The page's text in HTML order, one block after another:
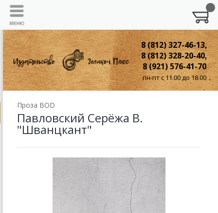
8 (812) 327-46-13,
8 (812) 328-20-40,
8 (921) 576-41-70
пн-пт с 11.00 до 18.00
Проза BOD
Павловский Серёжа В.
"Шванцкант"